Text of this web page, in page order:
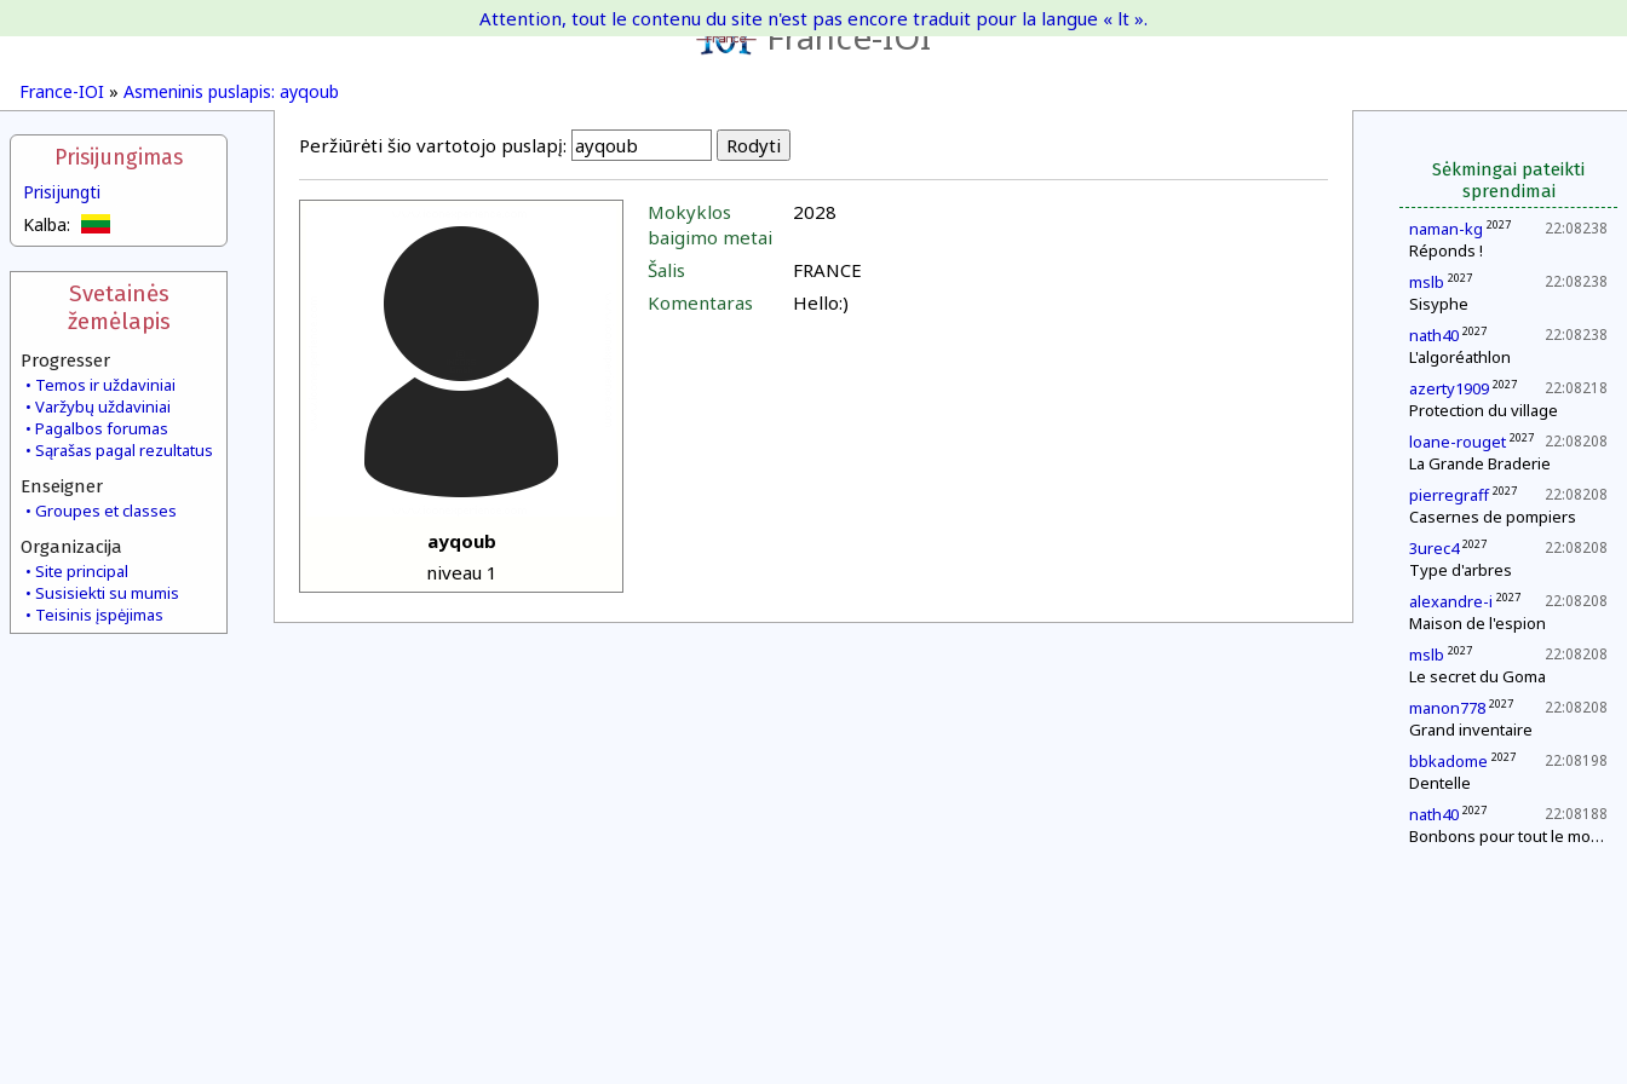
France-IOI
France-IOI » Asmeninis puslapis: ayqoub
Attention, tout le contenu du site n'est pas encore traduit pour la langue « lt ».
Prisijungimas
Prisijungti
Kalba:
Svetainės
žemėlapis
Progresser
Temos ir uždaviniai
Varžybų uždaviniai
Pagalbos forumas
Sąrašas pagal rezultatus
Enseigner
Groupes et classes
Organizacija
Site principal
Susisiekti su mumis
Teisinis įspėjimas
Sėkmingai pateikti
sprendimai
22:08238
naman-kg 2027
Réponds !
22:08238
mslb 2027
Sisyphe
22:08238
nath40 2027
L'algoréathlon
22:08218
azerty1909 2027
Protection du village
22:08208
loane-rouget 2027
La Grande Braderie
22:08208
pierregraff 2027
Casernes de pompiers
22:08208
3urec4 2027
Type d'arbres
22:08208
alexandre-i 2027
Maison de l'espion
22:08208
mslb 2027
Le secret du Goma
22:08208
manon778 2027
Grand inventaire
22:08198
bbkadome 2027
Dentelle
22:08188
nath40 2027
Bonbons pour tout le monde !
Peržiūrėti šio vartotojo puslapį:
ayqoub
niveau 1
Mokyklos
baigimo metai
2028
Šalis
FRANCE
Komentaras
Hello:)